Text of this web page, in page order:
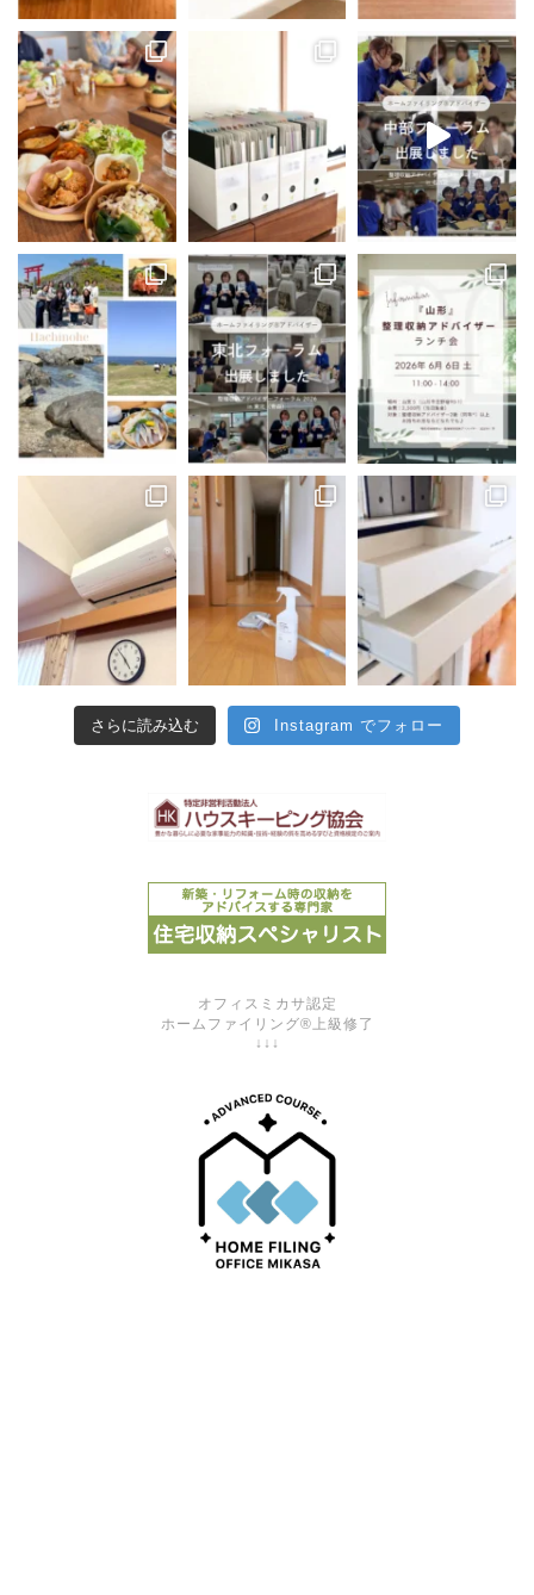
さらに読み込む Instagram でフォロー
オフィスミカサ認定
ホームファイリング®上級修了
↓↓↓